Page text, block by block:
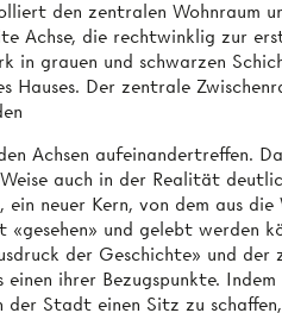
den zentralen Wohnraum
Achse, die rechtwinklig zur
in grauen und schwarzen
Hauses. Der zentrale
Achsen aufeinandertreffen.
auch in der Realität
ein neuer Kern, von dem aus die
«gesehen» und gelebt werden
der Geschichte» und der
ihrer Bezugspunkte.
Stadt einen Sitz zu